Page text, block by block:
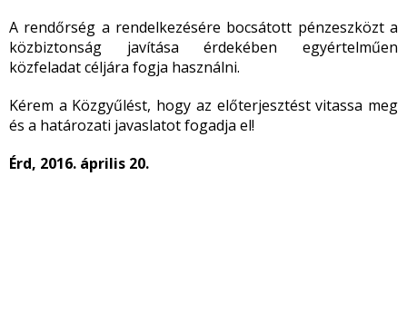
A rendőrség a rendelkezésére bocsátott pénzeszközt a
közbiztonság javítása érdekében egyértelműen
közfeladat céljára fogja használni.
Kérem a Közgyűlést, hogy az előterjesztést vitassa meg
és a határozati javaslatot fogadja el!
Érd, 2016. április 20.